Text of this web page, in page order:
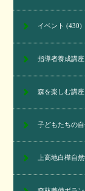
イベント (430)
指導者養成講座
森を楽しむ講座
子どもたちの
上高地白樺自